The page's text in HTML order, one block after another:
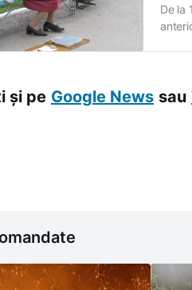
De la
și pe Google News sau